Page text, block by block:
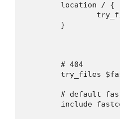
        location / {
        }
        # 404
try_files
# default
include